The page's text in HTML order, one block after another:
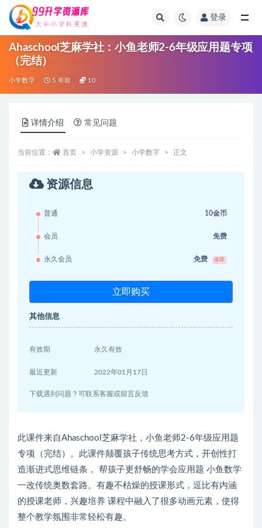
登录
Ahaschool芝麻学社：小鱼老师2-6年级应用题专项
（完结）
小学数字 5 年前 10
详情介绍 常见问题
当前位置： 首页 小学资源 小学数字 正文
资源信息
普通 10金币
会员 免费
永久会员 免费 推荐
立即购买
其他信息
有效期 永久有效
最近更新 2022年01月17日
下载遇到问题？可联系客服或留言反馈
此课件来自Ahaschool芝麻学社，小鱼老师2-6年级应用题
专项（完结）。此课件颠覆孩子传统思考方式，开创性打
造渐进式思维链条， 帮孩子更舒畅的学会应用题 小鱼数学
一改传统奥数套路。有趣不枯燥的授课形式，逗比有内涵
的授课老师，兴趣培养 课程中融入了很多动画元素，使得
整个教学氛围非常轻松有趣。